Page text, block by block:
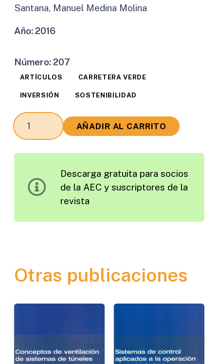
Santana, Manuel Medina Molina
Año:2016
Número:207
ARTÍCULOS CARRETERA VERDE
INVERSIÓN SOSTENIBILIDAD
Ecopaisajismo
de
AÑADIR AL CARRITO
Descarga gratuita para socios
de la AEC y suscriptores de la
revista
Otras publicaciones